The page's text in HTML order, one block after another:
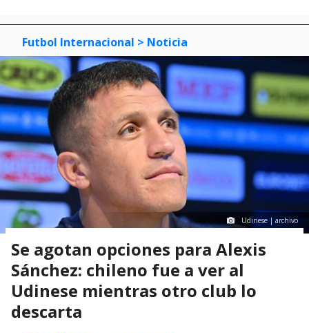
Futbol Internacional > Noticia
Udinese | archivo
Se agotan opciones para Alexis
Sánchez: chileno fue a ver al
Udinese mientras otro club lo
descarta